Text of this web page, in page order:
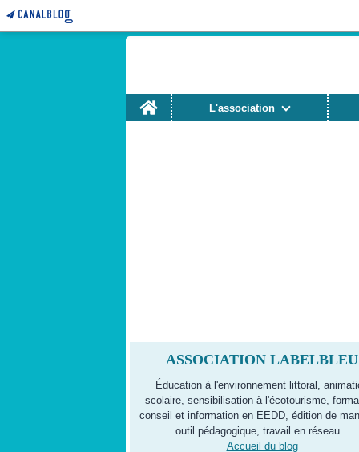
Home
L'association
ASSOCIATION LABELBLEU
Éducation à l'environnement littoral,
scolaire, sensibilisation à l'écotourisme,
conseil et information en EEDD, édition de
outil pédagogique, travail en réseau...
Accueil du blog